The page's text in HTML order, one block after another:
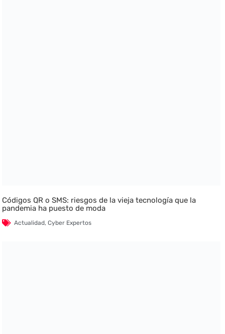
Códigos QR o SMS: riesgos de la vieja tecnología que la
pandemia ha puesto de moda
Actualidad,Cyber Expertos